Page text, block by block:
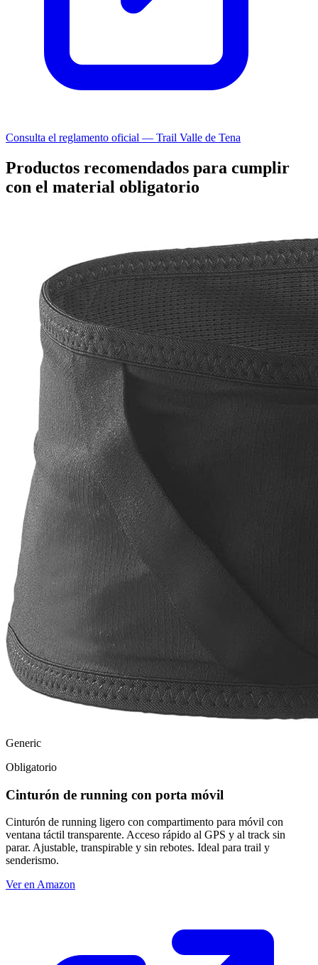
Consulta el reglamento oficial — Trail Valle de Tena
Productos recomendados para cumplir
con el material obligatorio
Generic
Obligatorio
Cinturón de running con porta móvil
Cinturón de running ligero con compartimento para móvil con
ventana táctil transparente. Acceso rápido al GPS y al track sin
parar. Ajustable, transpirable y sin rebotes. Ideal para trail y
senderismo.
Ver en Amazon